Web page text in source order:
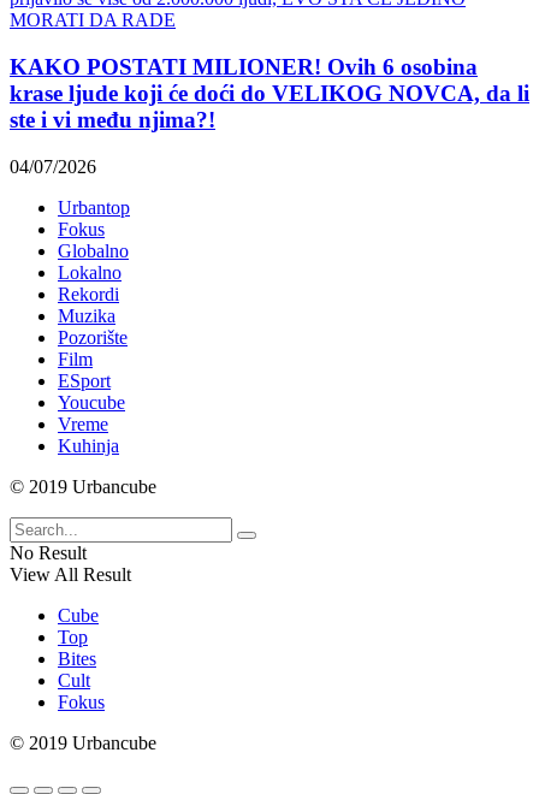
KAKO POSTATI MILIONER! Ovih 6 osobina
krase ljude koji će doći do VELIKOG NOVCA, da li
ste i vi među njima?!
04/07/2026
Urbantop
Fokus
Globalno
Lokalno
Rekordi
Muzika
Pozorište
Film
ESport
Youcube
Vreme
Kuhinja
© 2019 Urbancube
No Result
View All Result
Cube
Top
Bites
Cult
Fokus
© 2019 Urbancube